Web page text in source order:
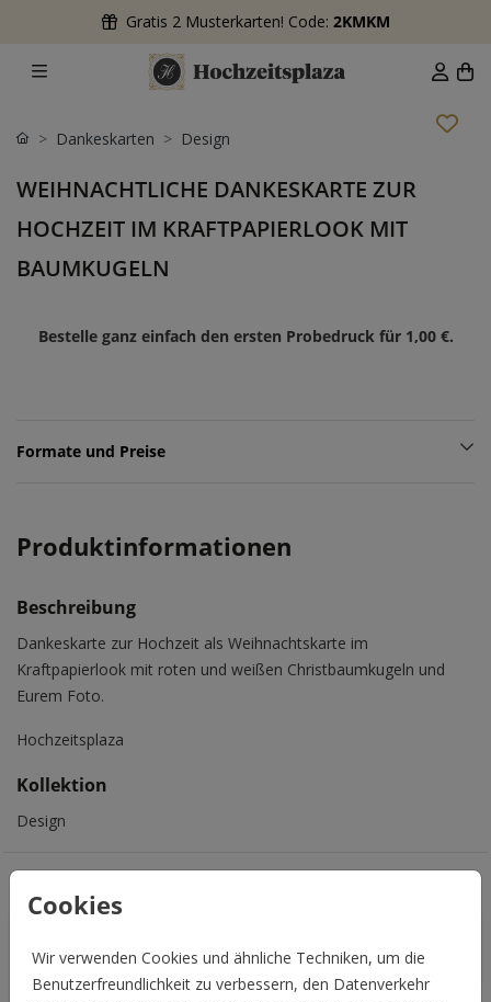
Gratis 2 Musterkarten! Code: 2KMKM
Cookies
Wir verwenden Cookies und ähnliche Techniken, um die
Benutzerfreundlichkeit zu verbessern, den Datenverkehr
Dankeskarten Design
WEIHNACHTLICHE DANKESKARTE ZUR
HOCHZEIT IM KRAFTPAPIERLOOK MIT
BAUMKUGELN
Bestelle ganz einfach den ersten Probedruck für 1,00 €.
Formate und Preise
Produktinformationen
Beschreibung
Dankeskarte zur Hochzeit als Weihnachtskarte im
Kraftpapierlook mit roten und weißen Christbaumkugeln und
Eurem Foto.
Hochzeitsplaza
Kollektion
Design
Das könnte Euch auch gefallen